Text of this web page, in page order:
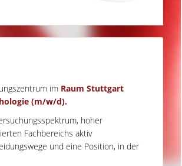
im Raum Stuttgart
(m/w/d).
hoher
Fachbereichs aktiv
und eine Position, in der